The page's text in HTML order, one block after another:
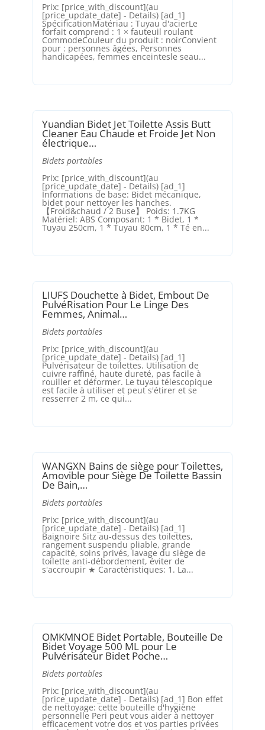
Prix: [price_with_discount](au
[price_update_date] - Details) [ad_1]
SpécificationMatériau : Tuyau d'acierLe
forfait comprend : 1 × fauteuil roulant
CommodeCouleur du produit : noirConvient
pour : personnes âgées, Personnes
handicapées, femmes enceintesle seau...
Yuandian Bidet Jet Toilette Assis Butt
Cleaner Eau Chaude et Froide Jet Non
électrique…
Bidets portables
Prix: [price_with_discount](au
[price_update_date] - Details) [ad_1]
Informations de base: Bidet mécanique,
bidet pour nettoyer les hanches.
【Froid&chaud / 2 Buse】 Poids: 1.7KG
Matériel: ABS Composant: 1 * Bidet, 1 *
Tuyau 250cm, 1 * Tuyau 80cm, 1 * Té en...
LIUFS Douchette à Bidet, Embout De
PulvéRisation Pour Le Linge Des
Femmes, Animal…
Bidets portables
Prix: [price_with_discount](au
[price_update_date] - Details) [ad_1]
Pulvérisateur de toilettes. Utilisation de
cuivre raffiné, haute dureté, pas facile à
rouiller et déformer. Le tuyau télescopique
est facile à utiliser et peut s'étirer et se
resserrer 2 m, ce qui...
WANGXN Bains de siège pour Toilettes,
Amovible pour Siège De Toilette Bassin
De Bain,…
Bidets portables
Prix: [price_with_discount](au
[price_update_date] - Details) [ad_1]
Baignoire Sitz au-dessus des toilettes,
rangement suspendu pliable, grande
capacité, soins privés, lavage du siège de
toilette anti-débordement, éviter de
s'accroupir ★ Caractéristiques: 1. La...
OMKMNOE Bidet Portable, Bouteille De
Bidet Voyage 500 ML pour Le
Pulvérisateur Bidet Poche…
Bidets portables
Prix: [price_with_discount](au
[price_update_date] - Details) [ad_1] Bon effet
de nettoyage: cette bouteille d'hygiène
personnelle Peri peut vous aider à nettoyer
efficacement votre dos et vos parties privées